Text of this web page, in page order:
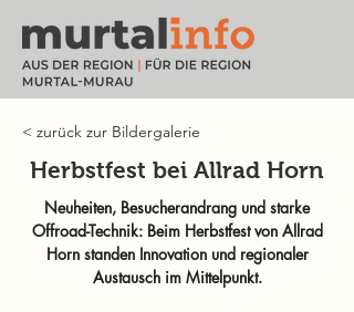
< zurück zur Bildergalerie
Herbstfest bei Allrad Horn
Neuheiten, Besucherandrang und starke
Offroad-Technik: Beim Herbstfest von Allrad
Horn standen Innovation und regionaler
Austausch im Mittelpunkt.